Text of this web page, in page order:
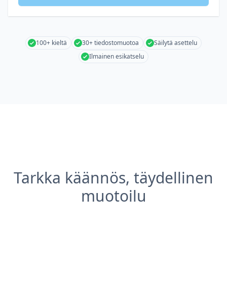
100+ kieltä 30+ tiedostomuotoa
Säilytä asettelu
Ilmainen esikatselu
Tarkka käännös, täydellinen
muotoilu